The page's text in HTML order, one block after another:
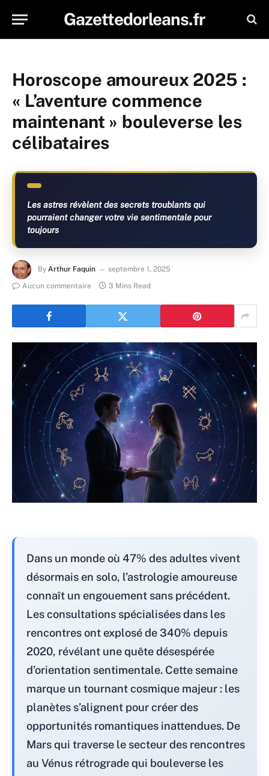
Gazettedorleans.fr
Horoscope amoureux 2025 :
« L’aventure commence
maintenant » bouleverse les
célibataires
Les astres révèlent des secrets troublants qui
pourraient changer votre vie sentimentale pour
toujours
By Arthur Faquin
septembre 1, 2025
Aucun commentaire
3 Mins Read
Dans un monde où 47% des adultes vivent
désormais en solo, l’astrologie amoureuse
connaît un engouement sans précédent.
Les consultations spécialisées dans les
rencontres ont explosé de 340% depuis
2020, révélant une quête désespérée
d’orientation sentimentale. Cette semaine
marque un tournant cosmique majeur : les
planètes s’alignent pour créer des
opportunités romantiques inattendues. De
Mars qui traverse le secteur des rencontres
au Vénus rétrograde qui bouleverse les